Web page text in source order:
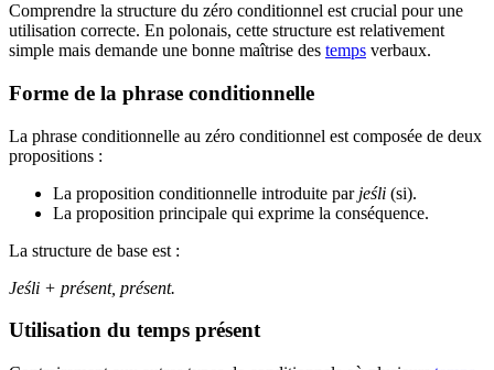
Comprendre la structure du zéro conditionnel est crucial pour une
utilisation correcte. En polonais, cette structure est relativement
simple mais demande une bonne maîtrise des temps verbaux.
Forme de la phrase conditionnelle
La phrase conditionnelle au zéro conditionnel est composée de deux
propositions :
La proposition conditionnelle introduite par jeśli (si).
La proposition principale qui exprime la conséquence.
La structure de base est :
Jeśli + présent, présent.
Utilisation du temps présent